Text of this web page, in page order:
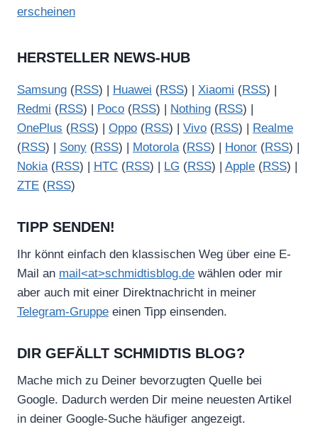
erscheinen
HERSTELLER NEWS-HUB
Samsung (RSS) | Huawei (RSS) | Xiaomi (RSS) |
Redmi (RSS) | Poco (RSS) | Nothing (RSS) |
OnePlus (RSS) | Oppo (RSS) | Vivo (RSS) |
Realme
(RSS) | Sony (RSS) | Motorola(RSS) | Honor (RSS) |
Nokia(RSS) | HTC (RSS) | LG (RSS) | Apple (RSS) |
ZTE (RSS)
TIPP SENDEN!
Ihr könnt einfach den klassischen Weg über eine E-
Mail an mail<at>schmidtisblog.de wählen oder mir
aber auch mit einer Direktnachricht in meiner
Telegram-Gruppe einen Tipp einsenden.
DIR GEFÄLLT SCHMIDTIS BLOG?
Mache mich zu Deiner bevorzugten Quelle bei
Google. Dadurch werden Dir meine neuesten Artikel
in deiner Google-Suche häufiger angezeigt.